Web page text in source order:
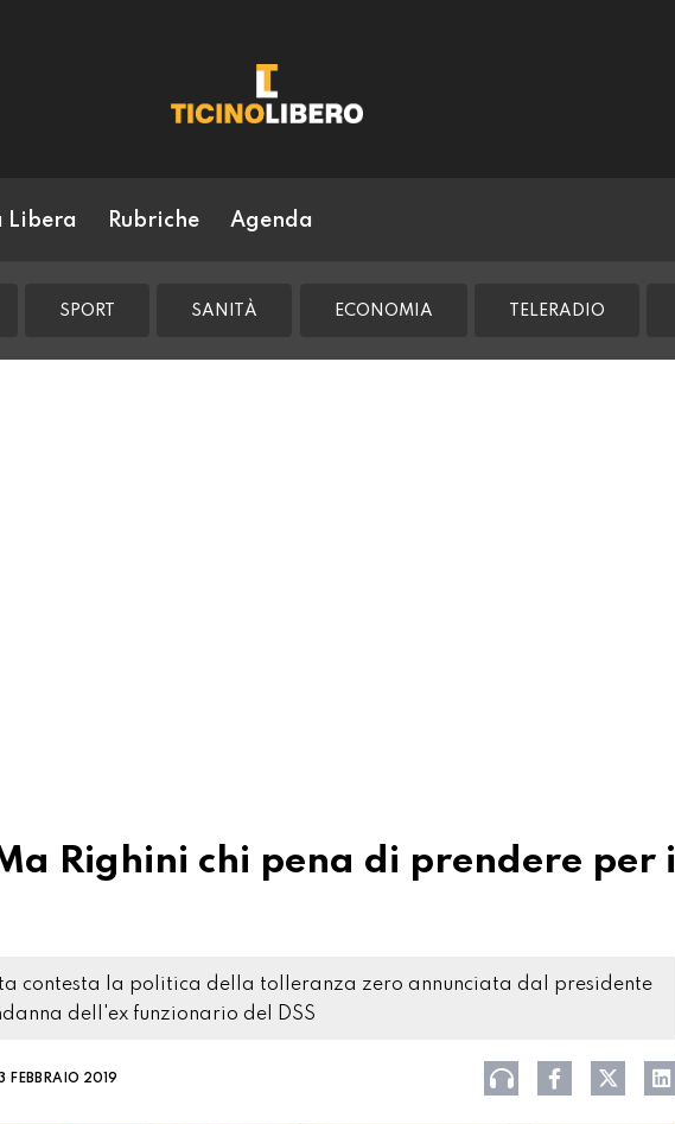
Libera Rubriche Agenda
SPORT SANITÀ ECONOMIA TELERADIO
Righini chi pena di prendere per i
contesta la politica della tolleranza zero annunciata dal presidente
dell'ex funzionario del DSS
FEBBRAIO 2019